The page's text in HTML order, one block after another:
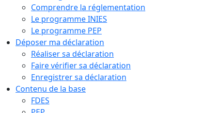
Comprendre la réglementation
Le programme INIES
Le programme PEP
Déposer ma déclaration
Réaliser sa déclaration
Faire vérifier sa déclaration
Enregistrer sa déclaration
Contenu de la base
FDES